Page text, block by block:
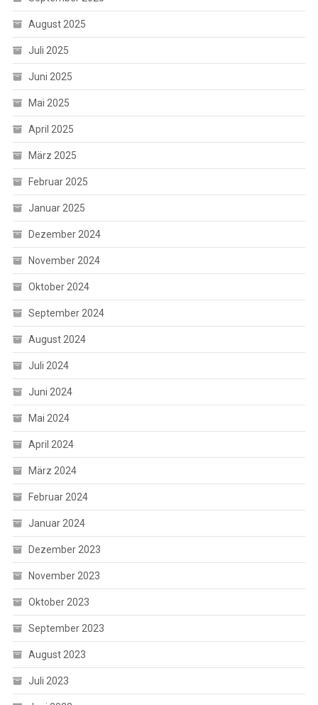
August 2025
Juli 2025
Juni 2025
Mai 2025
April 2025
März 2025
Februar 2025
Januar 2025
Dezember 2024
November 2024
Oktober 2024
September 2024
August 2024
Juli 2024
Juni 2024
Mai 2024
April 2024
März 2024
Februar 2024
Januar 2024
Dezember 2023
November 2023
Oktober 2023
September 2023
August 2023
Juli 2023